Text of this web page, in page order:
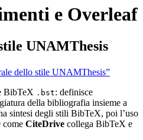
e Overleaf
UNAMThesis
dello stile UNAMThesis”
BibTeX .bst: definisce
della bibliografia insieme a
sintesi degli stili BibTeX, poi l’uso
CiteDrive collega BibTeX e